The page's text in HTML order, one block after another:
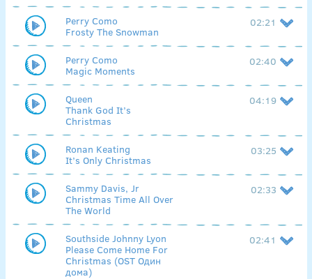
Perry Como
Frosty The Snowman
02:21
Perry Como
Magic Moments
02:40
Queen
Thank God It’s
Christmas
04:19
Ronan Keating
It’s Only Christmas
03:25
Sammy Davis, Jr
Christmas Time All Over
The World
02:33
Southside Johnny Lyon
Please Come Home For
Christmas (OST Один
дома)
02:41